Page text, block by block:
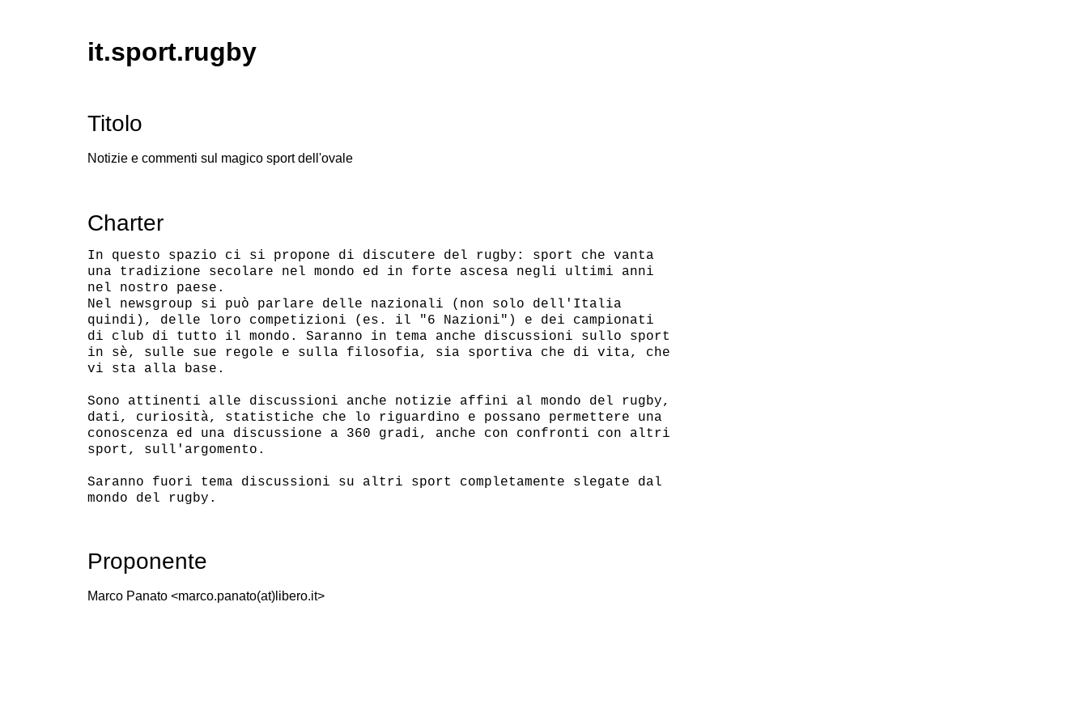
it.sport.rugby
Titolo
Notizie e commenti sul magico sport dell'ovale
Charter
In questo spazio ci si propone di discutere del rugby: sport che vanta
una tradizione secolare nel mondo ed in forte ascesa negli ultimi anni
nel nostro paese.
Nel newsgroup si può parlare delle nazionali (non solo dell'Italia
quindi), delle loro competizioni (es. il "6 Nazioni") e dei campionati
di club di tutto il mondo. Saranno in tema anche discussioni sullo sport
in sè, sulle sue regole e sulla filosofia, sia sportiva che di vita, che
vi sta alla base.
Sono attinenti alle discussioni anche notizie affini al mondo del rugby,
dati, curiosità, statistiche che lo riguardino e possano permettere una
conoscenza ed una discussione a 360 gradi, anche con confronti con altri
sport, sull'argomento.
Saranno fuori tema discussioni su altri sport completamente slegate dal
Proponente
Marco Panato <marco.panato(at)libero.it>